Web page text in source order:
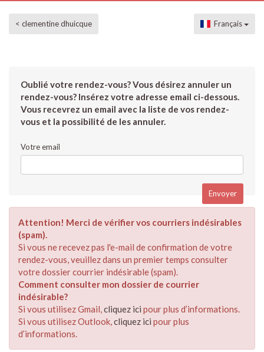
< clementine dhuicque Français
Oublié votre rendez-vous? Vous désirez annuler un
rendez-vous? Insérez votre adresse email ci-dessous.
Vous recevrez un email avec la liste de vos rendez-
vous et la possibilité de les annuler.
Votre email
Attention! Merci de vérifier vos courriers indésirables
(spam).
Si vous ne recevez pas l'e-mail de confirmation de votre
rendez-vous, veuillez dans un premier temps consulter
votre dossier courrier indésirable (spam).
Comment consulter mon dossier de courrier
indésirable?
Si vous utilisez Gmail,cliquez ici pour plus d’informations.
Si vous utilisez Outlook,cliquez ici pour plus
d’informations.